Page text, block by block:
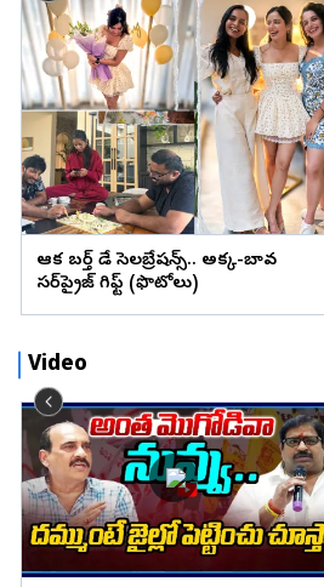
ఆషిక బర్త్ డే సెలబ్రేషన్స్.. అక్క-బావ
సర్‌ప్రైజ్ గిఫ్ట్ (ఫొటోలు)
Video